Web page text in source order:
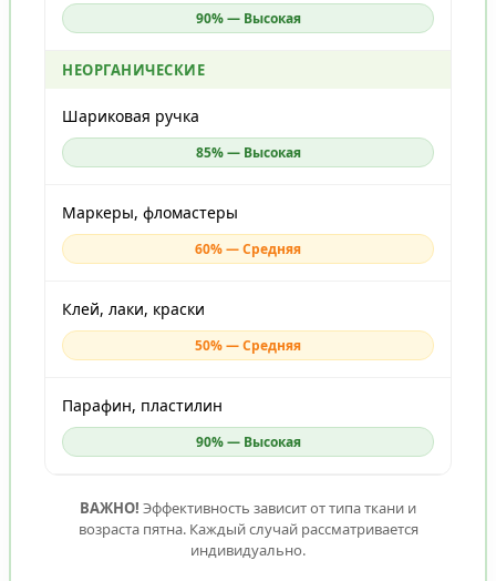
90% — Высокая
НЕОРГАНИЧЕСКИЕ
Шариковая ручка
85% — Высокая
Маркеры, фломастеры
60% — Средняя
Клей, лаки, краски
50% — Средняя
Парафин, пластилин
90% — Высокая
ВАЖНО! Эффективность зависит от типа ткани и
возраста пятна. Каждый случай рассматривается
индивидуально.